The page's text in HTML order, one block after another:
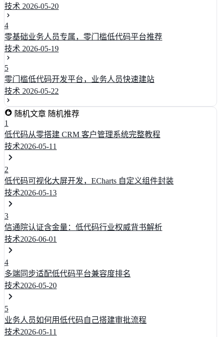
技术 2026-05-20
4
零基础业务人员专属，零门槛低代码平台推荐
技术 2026-05-19
5
零门槛低代码开发平台，业务人员快速建站
技术 2026-05-22
随机文章 随机推荐
1
低代码从零搭建 CRM 客户管理系统完整教程
技术2026-05-11
2
低代码可视化大屏开发，ECharts 自定义组件封装
技术2026-05-13
3
信通院认证含金量：低代码行业权威背书解析
技术2026-06-01
4
多端同步适配低代码平台兼容度排名
技术2026-05-20
5
业务人员如何用低代码自己搭建审批流程
技术2026-05-11